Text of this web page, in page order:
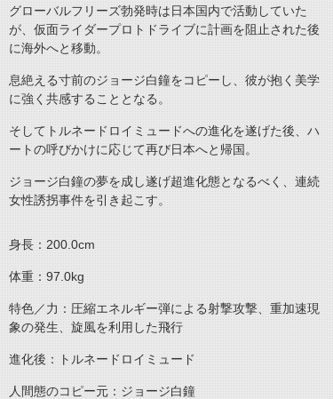
グローバルフリーズ勃発時は日本国内で活動していた
が、仮面ライダープロトドライブに計画を阻止された後
に海外へと移動。
息絶える寸前のジョージ白鐘をコピーし、彼が抱く美学
に強く共感することとなる。
そしてトルネードロイミュードへの進化を遂げた後、ハ
ートの呼びかけに応じて再び日本へと帰国。
ジョージ白鐘の夢を成し遂げ超進化態となるべく、連続
女性誘拐事件を引き起こす。
身長：200.0cm
体重：97.0kg
特色／力：圧縮エネルギー弾による射撃攻撃、重加速現
象の発生、旋風を利用した飛行
進化後：トルネードロイミュード
人間態のコピー元：ジョージ白鐘